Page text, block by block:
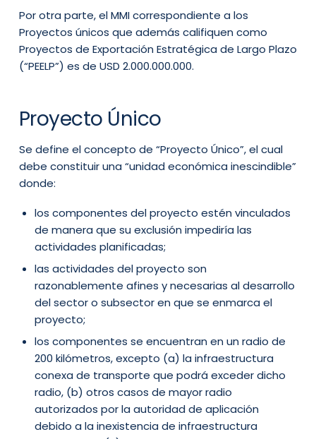
Por otra parte, el MMI correspondiente a los
Proyectos únicos que además califiquen como
Proyectos de Exportación Estratégica de Largo Plazo
(“PEELP”) es de USD 2.000.000.000.
Proyecto Único
Se define el concepto de “Proyecto Único”, el cual
debe constituir una “unidad económica inescindible”
donde:
los componentes del proyecto estén vinculados
de manera que su exclusión impediría las
actividades planificadas;
las actividades del proyecto son
razonablemente afines y necesarias al desarrollo
del sector o subsector en que se enmarca el
proyecto;
los componentes se encuentran en un radio de
200 kilómetros, excepto (a) la infraestructura
conexa de transporte que podrá exceder dicho
radio, (b) otros casos de mayor radio
autorizados por la autoridad de aplicación
debido a la inexistencia de infraestructura